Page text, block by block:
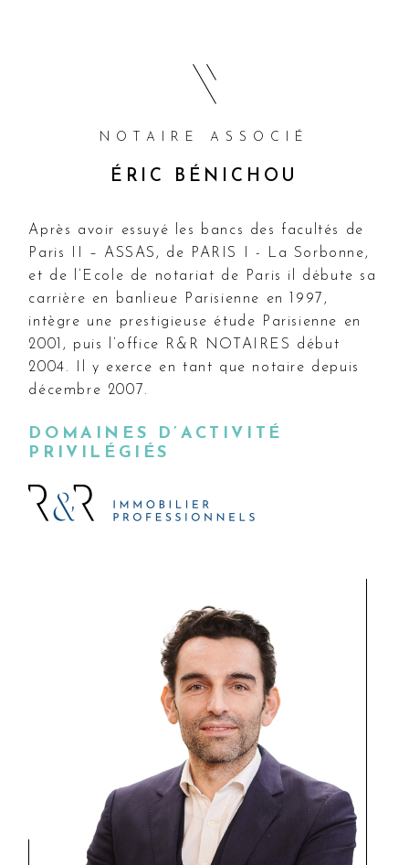
ÉRIC BÉNICHOU
NOTAIRE ASSOCIÉ
Après avoir essuyé les bancs des facultés de
Paris II – ASSAS, de PARIS I - La Sorbonne,
et de l’Ecole de notariat de Paris il débute sa
carrière en banlieue Parisienne en 1997,
intègre une prestigieuse étude Parisienne en
2001, puis l’office R&R NOTAIRES début
2004. Il y exerce en tant que notaire depuis
décembre 2007.
DOMAINES D’ACTIVITÉ
PRIVILÉGIÉS